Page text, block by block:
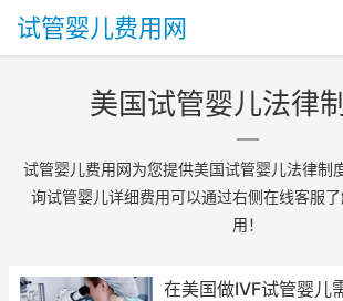
试管婴儿费用网
美国试管婴儿法律
试管婴儿费用网为您提供美国试管婴儿法律制
询试管婴儿详细费用可以通过右侧在线客服
用！
在美国做IVF试管婴儿